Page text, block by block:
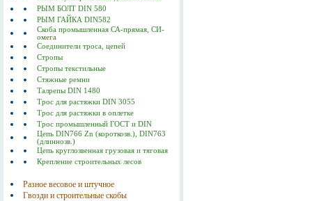
РЫМ БОЛТ DIN 580
РЫМ ГАЙКА DIN582
Скоба промышленная СА-прямая, СИ-
омега
Соединители троса, цепей
Стропы
Стропы текстильные
Стяжные ремни
Талрепы DIN 1480
Трос для растяжки DIN 3055
Трос для растяжки в оплетке
Трос промышленный ГОСТ и DIN
Цепь DIN766 Zn (короткозв.), DIN763
(длиннозв.)
Цепь круглозвенная грузовая и тяговая
Крепление строительных лесов
Разное весовое и штучное
Гвозди и строительные скобы